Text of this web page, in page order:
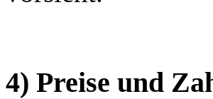
4) Preise und